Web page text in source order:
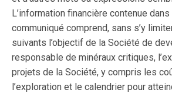
L’information financière contenue dans
communiqué comprend, sans s’y
suivants l’objectif de la Société de
responsable de minéraux critiques,
projets de la Société, y compris les
l’exploration et le calendrier pour